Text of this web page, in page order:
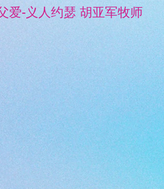
爱-义人约瑟 胡亚军牧师